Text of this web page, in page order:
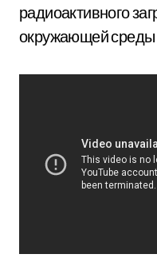
радиоактивного
окружающей